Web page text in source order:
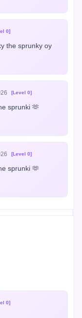
0]
the sprunky oy
[Level 0]
sprunki 🫶
[Level 0]
sprunki 🫶
0]